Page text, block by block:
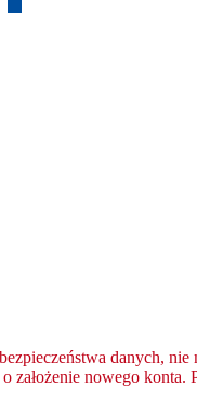
danych,
o założenie nowego konta.